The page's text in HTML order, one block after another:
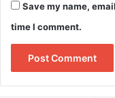
Save my name,
time I comment.